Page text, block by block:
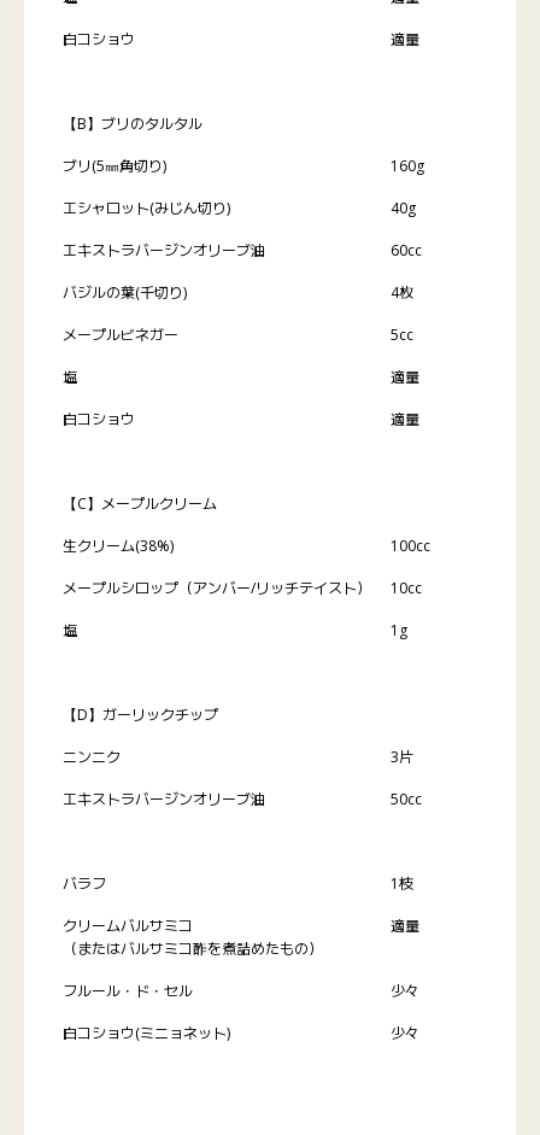
白コショウ 適量
【B】ブリのタルタル
ブリ(5㎜角切り) 160g
エシャロット(みじん切り) 40g
エキストラバージンオリーブ油 60cc
バジルの葉(千切り) 4枚
メープルビネガー 5cc
塩 適量
白コショウ 適量
【C】メープルクリーム
生クリーム(38%) 100cc
メープルシロップ（アンバー/リッチテイスト） 10cc
塩 1g
【D】ガーリックチップ
ニンニク 3片
エキストラバージンオリーブ油 50cc
バラフ 1枝
クリームバルサミコ
（またはバルサミコ酢を煮詰めたもの）
適量
フルール・ド・セル 少々
白コショウ(ミニョネット) 少々